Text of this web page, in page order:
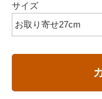
サイズ